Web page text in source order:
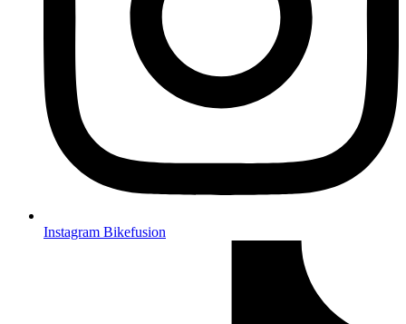
Instagram Bikefusion